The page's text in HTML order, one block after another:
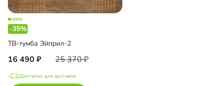
-35%
ТВ-тумба Эйприл-2
16 490 25 370
Доступно для доставки